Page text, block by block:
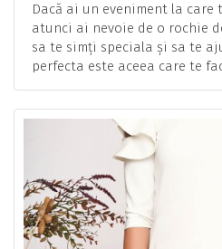
Dacă ai un eveniment la
atunci ai nevoie de o rochie
sa te simți speciala și sa te
perfecta este aceea care te